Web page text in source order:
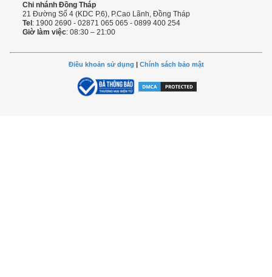
Chi nhánh Đồng Tháp
21 Đường Số 4 (KDC P.6), P.Cao Lãnh, Đồng Tháp
Tel : 1900 2690 - 02871 065 065 - 0899 400 254
Giờ làm việc: 08:30 – 21:00
Điều khoản sử dụng | Chính sách bảo mật